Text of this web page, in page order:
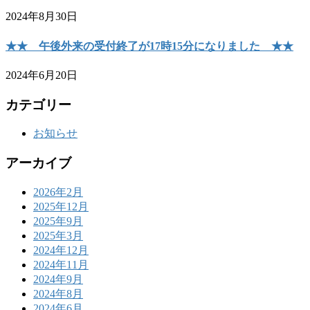
2024年8月30日
★★ 午後外来の受付終了が17時15分になりました ★★
2024年6月20日
カテゴリー
お知らせ
アーカイブ
2026年2月
2025年12月
2025年9月
2025年3月
2024年12月
2024年11月
2024年9月
2024年8月